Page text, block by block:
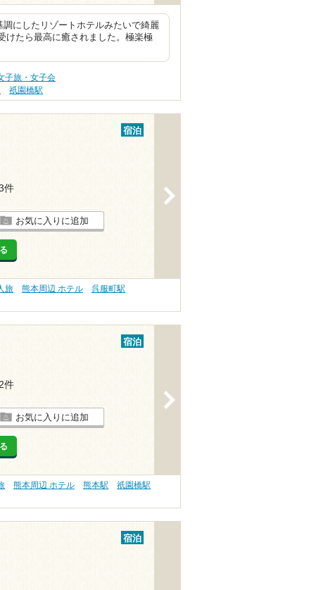
にしたリゾートホテルみたいで綺麗
けたら最高に癒されました。極楽極
子旅・女子会
祇園橋駅
宿泊
件
お気に入りに追加
旅 熊本周辺 ホテル
呉服町駅
宿泊
件
お気に入りに追加
熊本周辺 ホテル 熊本駅
祇園橋駅
宿泊